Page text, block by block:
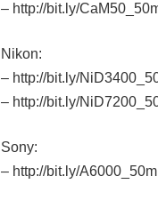
– http://bit.ly/
Nikon:
– http://bit.ly/
– http://bit.ly/
Sony:
– http://bit.ly/